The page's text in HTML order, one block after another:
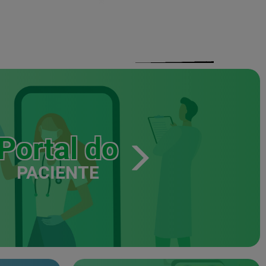
do
PACIENTE